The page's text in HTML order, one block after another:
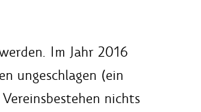
Im Jahr 2016
ungeschlagen (ein
nichts